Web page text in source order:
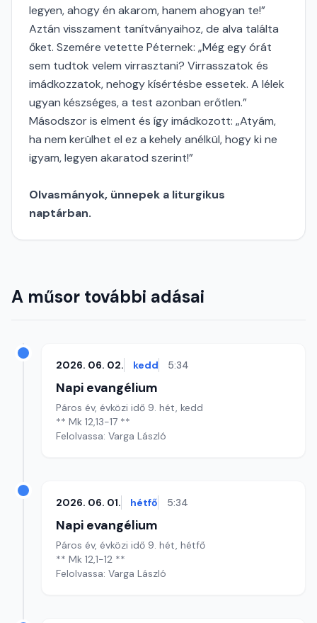
legyen, ahogy én akarom, hanem ahogyan te!”
Aztán visszament tanítványaihoz, de alva találta
őket. Szemére vetette Péternek: „Még egy órát
sem tudtok velem virrasztani? Virrasszatok és
imádkozzatok, nehogy kísértésbe essetek. A lélek
ugyan készséges, a test azonban erőtlen.”
Másodszor is elment és így imádkozott: „Atyám,
ha nem kerülhet el ez a kehely anélkül, hogy ki ne
igyam, legyen akaratod szerint!”
Olvasmányok, ünnepek a liturgikus
naptárban.
A műsor további adásai
2026. 06. 02. kedd 5:34
Napi evangélium
Páros év, évközi idő 9. hét, kedd
** Mk 12,13-17 **
Felolvassa: Varga László
2026. 06. 01. hétfő 5:34
Napi evangélium
Páros év, évközi idő 9. hét, hétfő
** Mk 12,1-12 **
Felolvassa: Varga László